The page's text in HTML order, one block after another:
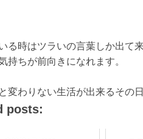
る時はツラいの言葉しか出て
持ちが前向きになれます。
変わりない生活が出来るその
posts: